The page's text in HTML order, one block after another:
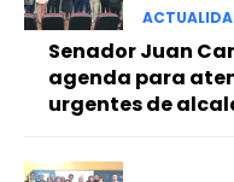
Senador Juan
agenda para
urgentes de